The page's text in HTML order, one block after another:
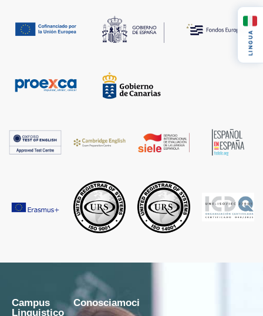
Campus
Linguistico
Conosciamoci
LINGUA